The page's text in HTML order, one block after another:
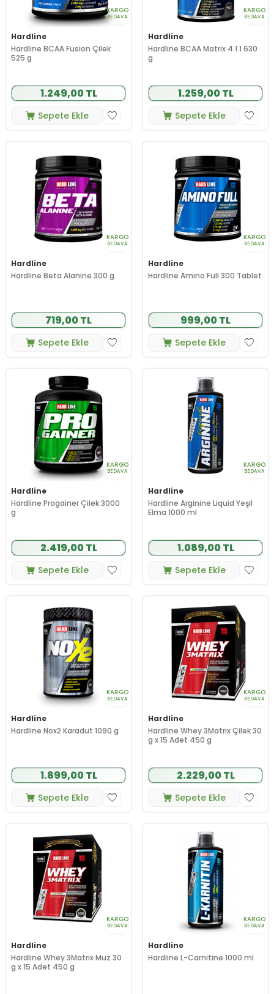
KARGO
BEDAVA
Hardline
Hardline BCAA Fusion Çilek
525 g
1.249,00 TL
Sepete Ekle
KARGO
BEDAVA
Hardline
Hardline BCAA Matrix 4.1.1 630
g
1.259,00 TL
Sepete Ekle
KARGO
BEDAVA
Hardline
Hardline Beta Alanine 300 g
719,00 TL
Sepete Ekle
KARGO
BEDAVA
Hardline
Hardline Amino Full 300 Tablet
999,00 TL
Sepete Ekle
KARGO
BEDAVA
Hardline
Hardline Progainer Çilek 3000
g
2.419,00 TL
Sepete Ekle
KARGO
BEDAVA
Hardline
Hardline Arginine Liquid Yeşil
Elma 1000 ml
1.089,00 TL
Sepete Ekle
KARGO
BEDAVA
Hardline
Hardline Nox2 Karadut 1090 g
1.899,00 TL
Sepete Ekle
KARGO
BEDAVA
Hardline
Hardline Whey 3Matrix Çilek 30
g x 15 Adet 450 g
2.229,00 TL
Sepete Ekle
KARGO
BEDAVA
Hardline
Hardline Whey 3Matrix Muz 30
g x 15 Adet 450 g
KARGO
BEDAVA
Hardline
Hardline L-Carnitine 1000 ml